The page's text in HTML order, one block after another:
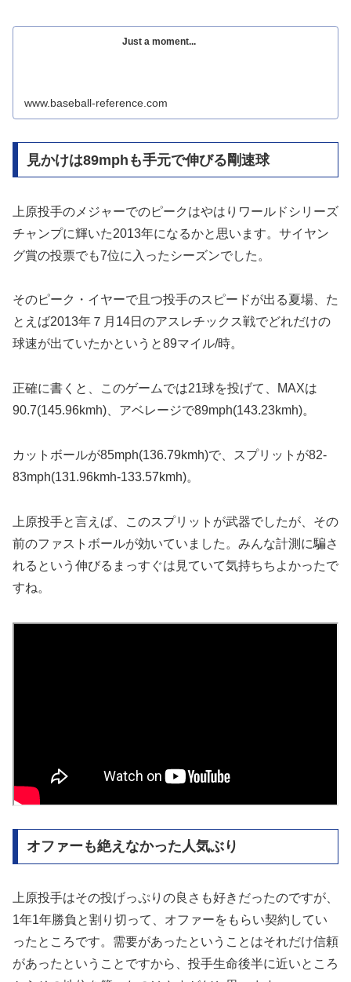
Just a moment...
www.baseball-reference.com
見かけは89mphも手元で伸びる剛速球
上原投手のメジャーでのピークはやはりワールドシリーズ
チャンプに輝いた2013年になるかと思います。サイヤン
グ賞の投票でも7位に入ったシーズンでした。
そのピーク・イヤーで且つ投手のスピードが出る夏場、た
とえば2013年７月14日のアスレチックス戦でどれだけの
球速が出ていたかというと89マイル/時。
正確に書くと、このゲームでは21球を投げて、MAXは
90.7(145.96kmh)、アベレージで89mph(143.23kmh)。
カットボールが85mph(136.79kmh)で、スプリットが82-
83mph(131.96kmh-133.57kmh)。
上原投手と言えば、このスプリットが武器でしたが、その
前のファストボールが効いていました。みんな計測に騙さ
れるという伸びるまっすぐは見ていて気持ちちよかったで
すね。
オファーも絶えなかった人気ぶり
上原投手はその投げっぷりの良さも好きだったのですが、
1年1年勝負と割り切って、オファーをもらい契約してい
ったところです。需要があったということはそれだけ信頼
があったということですから、投手生命後半に近いところ